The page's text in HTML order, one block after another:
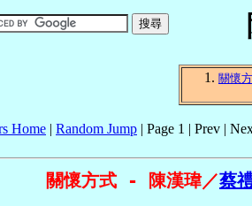
關懷
Home | Random Jump | Page 1 | Prev |
關懷方式 - 陳漢瑋／蔡